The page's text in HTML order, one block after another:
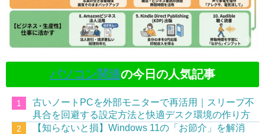
パソコン関連の今日の人気記事
古いノートPCを外部モニターで再活用｜スリープ不
具合を回避する設定方法と快適デスク環境の作り方
【知らないと損】Windows 11の「お節介」を解消